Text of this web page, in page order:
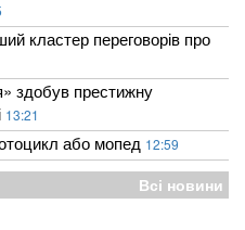
кластер переговорів про
здобув престижну
13:21
або мопед 12:59
Всі новини